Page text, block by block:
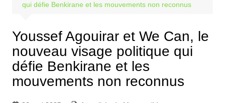
qui défie Benkirane et les mouvements non reconnus
Youssef Agouirar et We Can, le
nouveau visage politique qui
défie Benkirane et les
mouvements non reconnus